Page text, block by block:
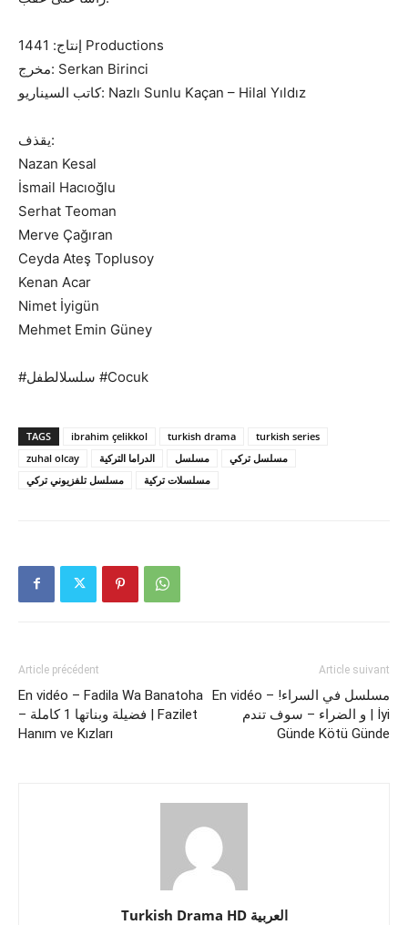
إنتاج: 1441 Productions
مخرج: Serkan Birinci
كاتب السيناريو: Nazlı Sunlu Kaçan – Hilal Yıldız
يقذف:
Nazan Kesal
İsmail Hacıoğlu
Serhat Teoman
Merve Çağıran
Ceyda Ateş Toplusoy
Kenan Acar
Nimet İyigün
Mehmet Emin Güney
#سلسلالطفل #Cocuk
TAGS ibrahim çelikkol turkish drama
turkish series
zuhal olcay
الدراما التركية مسلسل
مسلسل تركي
مسلسل تلفزيوني تركي
مسلسلات تركية
Article précédent
En vidéo – Fadila Wa Banatoha
– فضيلة وبناتها 1 كاملة | Fazilet
Hanım ve Kızları
Article suivant
En vidéo – !مسلسل في السراء
و الضراء – سوف تندم | İyi
Günde Kötü Günde
Turkish Drama HD العربية